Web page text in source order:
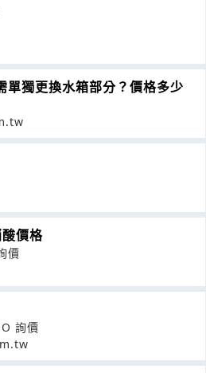
單獨更換水箱部分？價格多少
價格
價
詢價